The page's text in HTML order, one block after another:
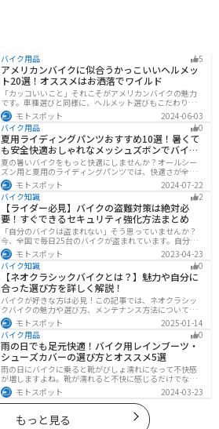
バイク用品 5
アメリカンバイクに似合うかっこいいヘルメッ
ト20選！オススメはお洒落でワイルド
「カッコいいこと」それこそがアメリカンバイクの魅力
です。車種選びと同様に、ヘルメット選びもこだわりた
いところですよね。アメリカンバイクの魅力をもっと引
き立ててくれるオススメのヘルメットを紹介します。
モトスポット
2024-06-03
バイク用品
0
夏用ライディングパンツおすすめ10選！暑くて
も安全快適おしゃれなメッシュズボンでバイク
に乗ろう
夏の暑いバイクをもっと快適にしませんか？オールシー
ズン用と夏用のライディングパンツでは、快適さが全然
違います。生地の大半がメッシュ素材で作られた夏用で
は通気性・透湿性に優れており、熱気を逃しつつ汗をし
っかりと乾かしてくれます。そんな夏用ライディングパ
ンツの選び方や特徴オススメ商品をまとめました。
モトスポット
2024-07-22
バイク知識
2
【ライダー必見】バイクの盗難対策は絶対必
要！すぐできるセキュリティ強化方法まとめ
「自分のバイクは盗まれない」そう思っていませんか？
今、全国で毎日25台のバイクが盗まれています。自分の
バイクは大丈夫という保証はどこにもありません。バイ
クの盗難対策の方法を理解して、自分のバイクは自分で
守りましょう。
モトスポット
2023-04-23
バイク知識
0
【ネオクラシックバイクとは？】魅力や自分に
合った選び方を詳しく解説！
バイクが好きな方は必見！この記事では、ネオクラシッ
クバイクの魅力や選び方、メンテナンス方法について解
説しています。実はネオクラシックバイクは、見た目と
機能性の両方を求める人に最適なです。この記事を読め
ば、ネオクラシックバイクの魅力が理解できます。
モトスポット
2025-01-14
バイク用品
0
雨の日でも足元快適！バイク用レインブーツ・
シューズカバーの選び方とオススメ5選
雨の日にバイクに乗ると靴がびしょ濡れになって不快感
が増しますよね。靴が濡れると不快に感じるだけでなく
操作性にも影響が出るので事故の原因にもなります。ブ
ーツカバーを使うことで靴を雨や汚れから防ぐことがで
きます。防風効果もあるので寒さ対策にもなります。
モトスポット 2024-03-23
もっと見る